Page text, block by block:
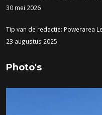
30 mei 2026
Tip van de redactie: Powerarea
23 augustus 2025
Photo's